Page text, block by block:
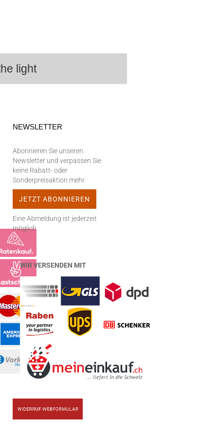
light
NEWSLETTER
Abonnieren Sie unseren
Newsletter und verpassen Sie
keine Rabatt- oder
Sonderpreisaktion mehr.
Eine Abmeldung ist jederzeit
möglich.
WIR VERSENDEN MIT